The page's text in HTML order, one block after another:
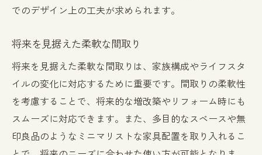
でのデザイン上の工夫が求められます。
将来を見据えた柔軟な間取り
将来を見据えた柔軟な間取りは、家族構成やライフスタ
イルの変化に対応するために重要です。間取りの柔軟性
を考慮することで、将来的な増改築やリフォーム時にも
スムーズに対応できます。また、多目的なスペースや無
印良品のようなミニマリストな家具配置を取り入れるこ